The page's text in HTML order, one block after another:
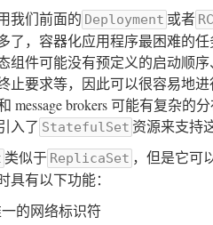
我们前面的 Deployment 或者 RC
了，容器化应用程序最困难的
组件可能没有预定义的启动顺
止要求等，因此可以很容易地
message brokers 可能有复杂
入了 StatefulSet 资源来支持
类似于 ReplicaSet ，但是它可
具有以下功能：
的网络标识符